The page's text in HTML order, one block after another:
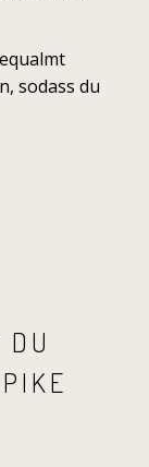
sodass du